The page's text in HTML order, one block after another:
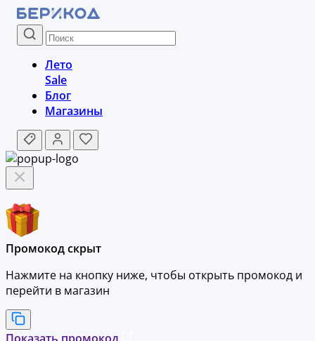
Лето
Sale
Блог
Магазины
Промокод скрыт
Нажмите на кнопку ниже, чтобы открыть промокод и
перейти в магазин